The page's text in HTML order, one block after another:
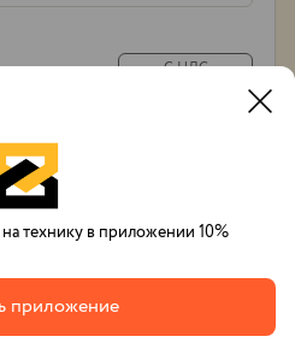
С НДС
Позвонить
Вячеслав Тихонов
технику в приложении 10%
приложение